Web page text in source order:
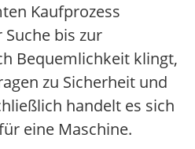
Kaufprozess
bis zur
Bequemlichkeit klingt,
zu Sicherheit und
handelt es sich
eine Maschine.